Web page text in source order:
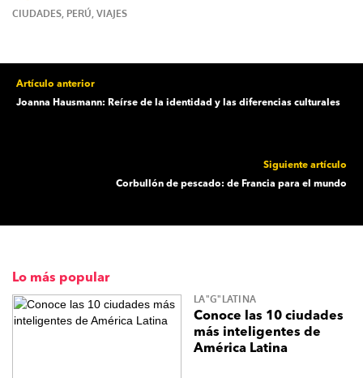
CIUDADES PERÚ VIAJES
Artículo anterior
Joanna Hausmann: Reírse de la identidad y las diferencias culturales
Siguiente artículo
Corbullón de pescado: de Francia para el mundo
Lo más popular
LA"G"LATINA
Conoce las 10 ciudades
más inteligentes de
América Latina